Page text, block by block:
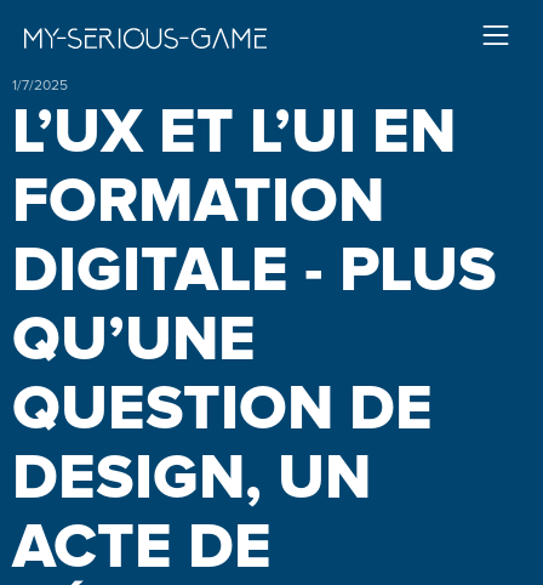
1/7/2025
L’UX ET L’UI EN
FORMATION
DIGITALE - PLUS
QU’UNE
QUESTION DE
DESIGN, UN
ACTE DE